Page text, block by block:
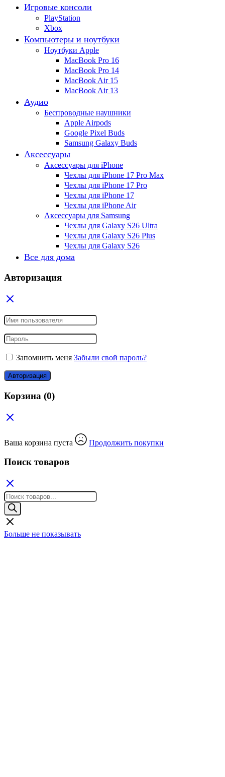
Игровые консоли
PlayStation
Xbox
Компьютеры и ноутбуки
Ноутбуки Apple
MacBook Pro 16
MacBook Pro 14
MacBook Air 15
MacBook Air 13
Аудио
Беспроводные наушники
Apple Airpods
Google Pixel Buds
Samsung Galaxy Buds
Аксессуары
Аксессуары для iPhone
Чехлы для iPhone 17 Pro Max
Чехлы для iPhone 17 Pro
Чехлы для iPhone 17
Чехлы для iPhone Air
Аксессуары для Samsung
Чехлы для Galaxy S26 Ultra
Чехлы для Galaxy S26 Plus
Чехлы для Galaxy S26
Все для дома
Авторизация
Запомнить меня Забыли свой пароль?
Авторизация
Корзина (0)
Ваша корзина пуста Продолжить покупки
Поиск товаров
Поиск
товаров
Больше не показывать